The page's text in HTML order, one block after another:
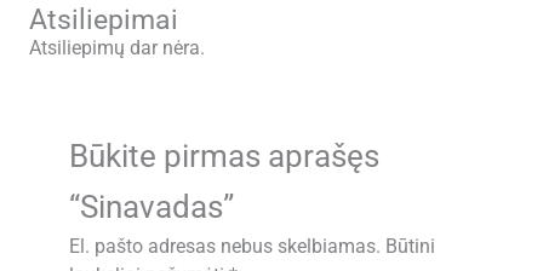
Atsiliepimai
Atsiliepimų dar nėra.
Būkite pirmas aprašęs
“Sinavadas”
El. pašto adresas nebus skelbiamas. Būtini